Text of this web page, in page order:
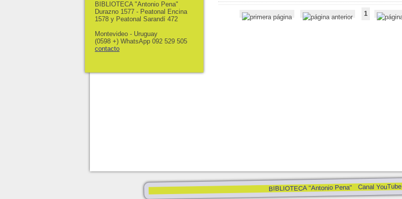
1
BIBLIOTECA "Antonio Pena" Canal YouTube
BIBLIOTECA "Antonio Pena"
Durazno 1577 - Peatonal Encina
1578 y Peatonal Sarandí 472
Montevideo - Uruguay
(0598 +) WhatsApp 092 529 505
contacto